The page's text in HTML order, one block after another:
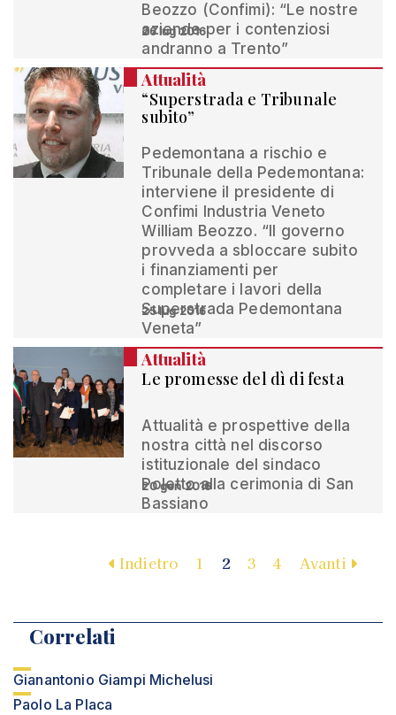
Beozzo (Confimi): “Le nostre
aziende per i contenziosi
andranno a Trento”
26 lug 2016
Attualità
“Superstrada e Tribunale
subito”
Pedemontana a rischio e
Tribunale della Pedemontana:
interviene il presidente di
Confimi Industria Veneto
William Beozzo. “Il governo
provveda a sbloccare subito
i finanziamenti per
completare i lavori della
Superstrada Pedemontana
Veneta”
25 lug 2016
Attualità
Le promesse del dì di festa
Attualità e prospettive della
nostra città nel discorso
istituzionale del sindaco
Poletto alla cerimonia di San
Bassiano
20 gen 2016
Indietro 1 2 3 4 Avanti
Correlati
Gianantonio Giampi Michelusi
Paolo La Placa